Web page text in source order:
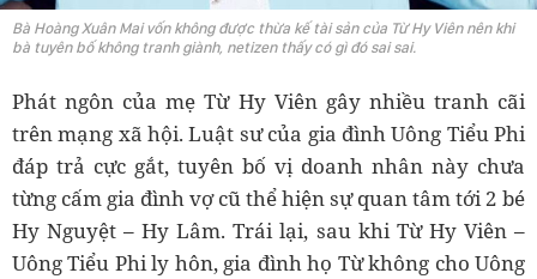
Bà Hoàng Xuân Mai vốn không được thừa kế tài sản của Từ Hy Viên nên khi
bà tuyên bố không tranh giành, netizen thấy có gì đó sai sai.
Phát ngôn của mẹ Từ Hy Viên gây nhiều tranh cãi
trên mạng xã hội. Luật sư của gia đình Uông Tiểu Phi
đáp trả cực gắt, tuyên bố vị doanh nhân này chưa
từng cấm gia đình vợ cũ thể hiện sự quan tâm tới 2 bé
Hy Nguyệt – Hy Lâm. Trái lại, sau khi Từ Hy Viên –
Uông Tiểu Phi ly hôn, gia đình họ Từ không cho Uông